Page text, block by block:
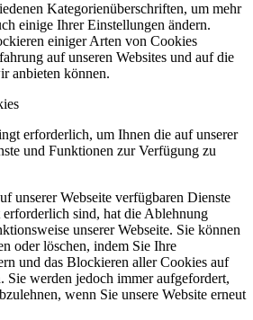
Kategorienüberschriften, um mehr
einige Ihrer Einstellungen ändern.
einiger Arten von Cookies
auf unseren Websites und auf die
anbieten können.
erforderlich, um Ihnen die auf unserer
und Funktionen zur Verfügung zu
unserer Webseite verfügbaren Dienste
sind, hat die Ablehnung
unserer Webseite. Sie können
oder löschen, indem Sie Ihre
und das Blockieren aller Cookies auf
Sie werden jedoch immer aufgefordert,
wenn Sie unsere Website erneut